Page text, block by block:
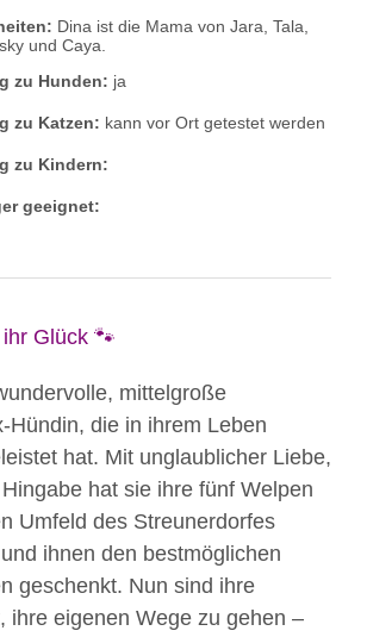
Dina ist die Mama von Jara, Tala,
und Caya.
zu Hunden: ja
zu Katzen: kann vor Ort getestet werden
zu Kindern:
geeignet:
Glück 🐾
mittelgroße
Hündin, die in ihrem Leben
hat. Mit unglaublicher Liebe,
hat sie ihre fünf Welpen
Umfeld des Streunerdorfes
ihnen den bestmöglichen
geschenkt. Nun sind ihre
ihre eigenen Wege zu gehen –